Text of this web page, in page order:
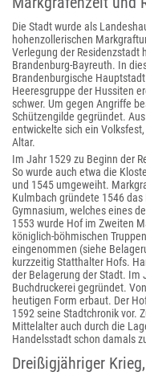
Die Stadt wurde als
hohenzollerischen
Verlegung der Residenzstadt
Brandenburg-Bayreuth. In
Brandenburgische
Heeresgruppe der Hussiten
schwer. Um gegen Angriffe
Schützengilde gegründet.
entwickelte sich ein
Altar.
Im Jahr 1529 zu Beginn der
So wurde auch etwa die
und 1545 umgeweiht.
Kulmbach gründete 1546
Gymnasium, welches eines
1553 wurde Hof im Zweiten
königlich-böhmischen
eingenommen (siehe
kurzzeitig Statthalter Hofs.
der Belagerung der Stadt. Im
Buchdruckerei gegründet.
heutigen Form erbaut. Der
1592 seine Stadtchronik vor.
Mittelalter auch durch die
Handelsstadt schon damals
Dreißigjähriger